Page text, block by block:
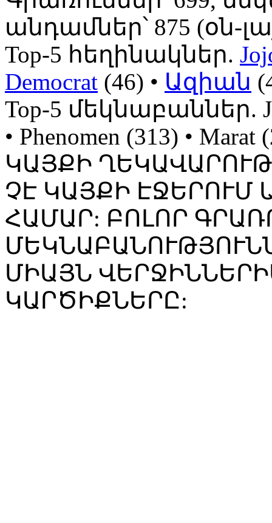
անդամներ՝ 875 (օն-
Top-5 հեղինակներ.
Democrat (46) • Ազիան
Top-5 մեկնաբաններ.
• Phenomen (313) •
ԿԱՅՔԻ
ՉԷ ԿԱՅՔԻ
ՀԱՄԱՐ: ԲՈԼՈՐ
ՄԻԱՅՆ
ԿԱՐԾԻՔՆԵՐԸ: